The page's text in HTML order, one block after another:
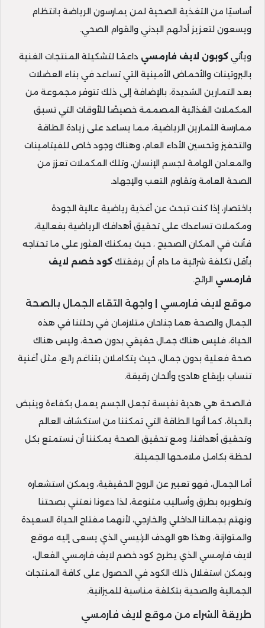
أساسيًا من التغذية الصحية لمن يمارسون الرياضة بانتظام
ويسعون لتعزيز أدائهم البدني والقوام الصحي.
ويأتي كوبون لايف فارمسي داعمًا لتشكيلة المنتجات الغنية
بالبروتينات والأحماض الأمينية التي تساعد في بناء العضلات
بعد التمارين الشديدة، بالإضافة إلى ذلك تتوفر مجموعة من
المكملات الغذائية المصممة خصيصًا للأوقات التي تسبق
ممارسة التمارين الرياضية، مما يساعد على زيادة الطاقة
والتحفيز وتحسين الأداء العام، وهناك وجود خاص للفيتامينات
والمعادن الهامة لجسم الإنسان، وتلك المكملات تعزز من
الصحة العامة وتقاوم التعب والإجهاد.
باختصار، إذا كنت تبحث عن أغذية رياضية عالية الجودة
ومكملات تساعدك على تحقيق أهدافك الرياضية بفعالية،
فأنت في المكان الصحيح ، حيث يمكنك العثور على ما تحتاجه
بأقل تكلفة شرائية ما دام أن برفقتك كود خصم لايف
فارمسي الرائج.
موقع لايف فارمسي | واجهة التقاء الجمال بالصحة
الجمال والصحة هما جناحان متلازمان في رحلتنا في هذه
الحياة، فليس هناك جمال حقيقي بدون صحة، وليس هناك
صحة فعلية بدون جمال، حيث يتكاملان بتناغم رائع، مثل أغنية
تنساب بإيقاع هادئ وألحان رقيقة.
فالصحة هي هدية نفيسة تجعل الجسم يعمل بكفاءة وينبض
بالحياة، كما أنها الطاقة التي تمكننا من استكشاف العالم
وتحقيق أهدافنا، ومع تحقيق الصحة يمكننا أن نستمتع بكل
لحظة بكامل ملامحها الجميلة.
أما الجمال، فهو تعبير عن الروح الحقيقية، ويمكن استشعاره
وتطويره بطرق وأساليب متنوعة، لذا دعونا نعتني بصحتنا
ونهتم بجمالنا الداخلي والخارجي، لأنهما مفتاح الحياة السعيدة
والمتوازنة، وهذا هو الهدف الرئيسي الذي يسعى إليه موقع
لايف فارمسي الذي يطرح كود خصم لايف فارمسي الفعال،
ويمكن استغلال ذلك الكود في الحصول على كافة المنتجات
الجمالية والصحية بتكلفة مناسبة للميزانية.
طريقة الشراء من موقع لايف فارمسي